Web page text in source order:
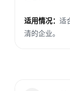
适用情况： 适
清的企业。